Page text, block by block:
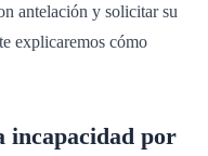
antelación y solicitar su
explicaremos cómo
incapacidad por